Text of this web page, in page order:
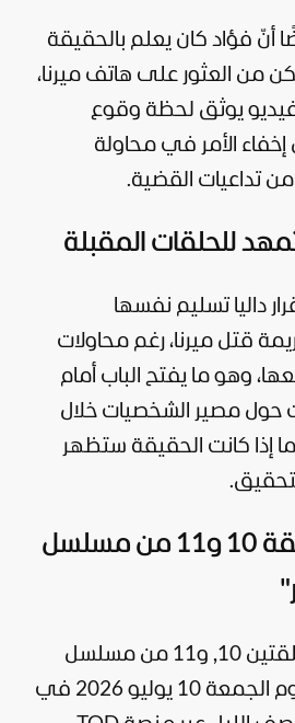
أنّ فؤاد كان يعلم بالحقيقة
من العثور على هاتف ميرنا،
يوثق لحظة وقوع
إخفاء الأمر في محاولة
من تداعيات القضية.
للحلقات المقبلة
الحلقة 9 بقرار داليا تسليم نفسها
قتل ميرنا، رغم محاولات
وهو ما يفتح الباب أمام
حول مصير الشخصيات خلال
إذا كانت الحقيقة ستظهر
موعد عرض الحلقة 10 و11 من مسلسل
من المقرر عرض الحلقتين 10, و11 من مسلسل
"للعدالة وجه آخر" يوم الجمعة 10 يوليو 2026 في